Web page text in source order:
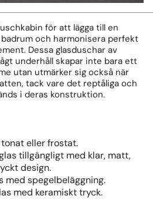
för att lägga till en
och harmonisera perfekt
Dessa glasduschar av
underhåll skapar inte bara ett
utan utmärker sig också när
tack vare det reptåliga och
i deras konstruktion.
eller frostat.
tillgängligt med klar, matt,
design.
med spegelbeläggning.
med keramiskt tryck.